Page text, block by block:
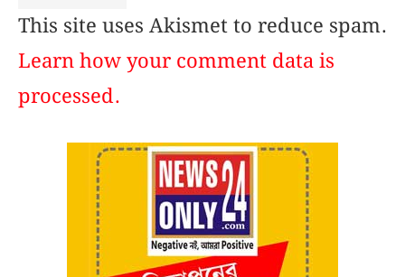
This site uses Akismet to reduce spam.
Learn how your comment data is
processed.